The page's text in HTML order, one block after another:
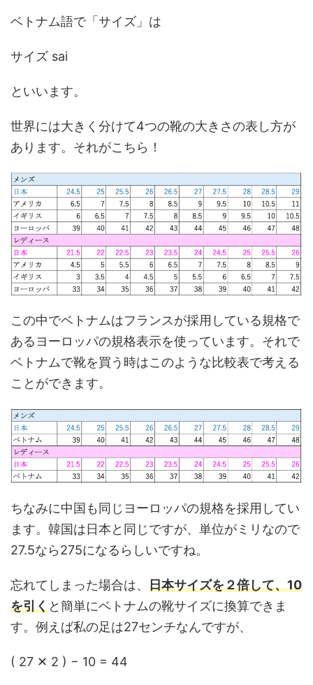
ベトナム語で「サイズ」は
サイズ sai
といいます。
世界には大きく分けて4つの靴の大きさの表し方が
あります。それがこちら！
この中でベトナムはフランスが採用している規格で
あるヨーロッパの規格表示を使っています。それで
ベトナムで靴を買う時はこのような比較表で考える
ことができます。
ちなみに中国も同じヨーロッパの規格を採用してい
ます。韓国は日本と同じですが、単位がミリなので
27.5なら275になるらしいですね。
忘れてしまった場合は、 日本サイズを２倍して、10
を引くと簡単にベトナムの靴サイズに換算できま
す。例えば私の足は27センチなんですが、
( 27 ✕ 2 ) − 10 = 44